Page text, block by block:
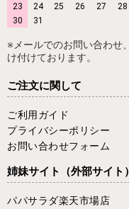
23
24 25 26 27 28
30
31
※メールでのお問い合わせ
け付けております。
ご注文に関して
ご利用ガイド
プライバシーポリシー
お問い合わせフォーム
姉妹サイト （外部サイト）
パパサラダ楽天市場店